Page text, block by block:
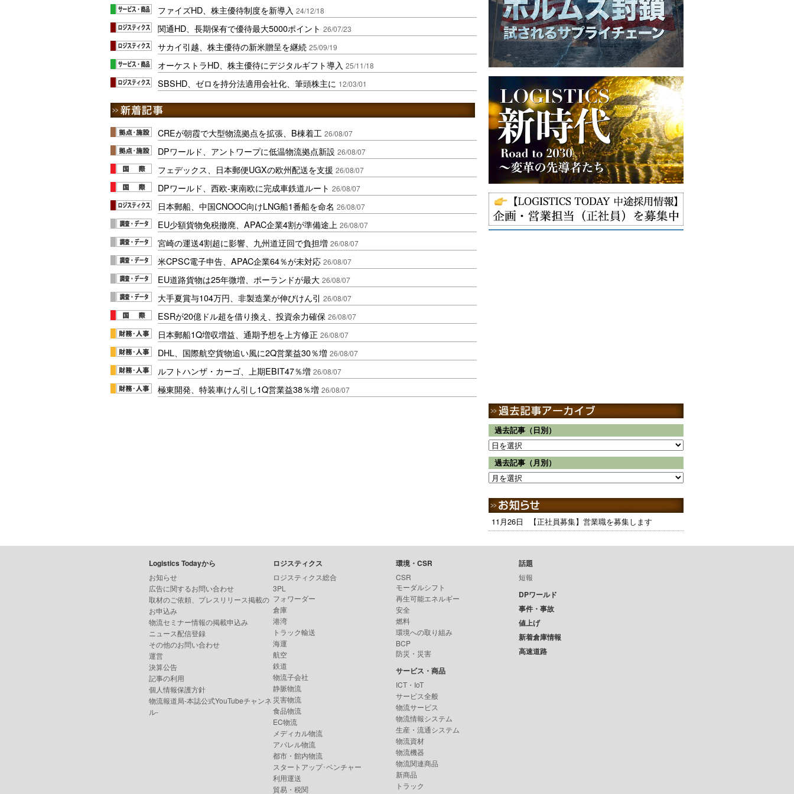
ファイズHD、株主優待制度を新導入 24/12/18
関通HD、長期保有で優待最大5000ポイント 26/07/23
サカイ引越、株主優待の新米贈呈を継続 25/09/19
オーケストラHD、株主優待にデジタルギフト導入 25/11/18
SBSHD、ゼロを持分法適用会社化、筆頭株主に 12/03/01
CREが朝霞で大型物流拠点を拡張、B棟着工 26/08/07
DPワールド、アントワープに低温物流拠点新設 26/08/07
フェデックス、日本郵便UGXの欧州配送を支援 26/08/07
DPワールド、西欧-東南欧に完成車鉄道ルート 26/08/07
日本郵船、中国CNOOC向けLNG船1番船を命名 26/08/07
EU少額貨物免税撤廃、APAC企業4割が準備途上 26/08/07
宮崎の運送4割超に影響、九州道迂回で負担増 26/08/07
米CPSC電子申告、APAC企業64％が未対応 26/08/07
EU道路貨物は25年微増、ポーランドが最大 26/08/07
大手夏賞与104万円、非製造業が伸びけん引 26/08/07
ESRが20億ドル超を借り換え、投資余力確保 26/08/07
日本郵船1Q増収増益、通期予想を上方修正 26/08/07
DHL、国際航空貨物追い風に2Q営業益30％増 26/08/07
ルフトハンザ・カーゴ、上期EBIT47％増 26/08/07
極東開発、特装車けん引し1Q営業益38％増 26/08/07
過去記事（日別）
過去記事（月別）
11月26日 【正社員募集】営業職を募集します
Logistics Todayから
お知らせ
広告に関するお問い合わせ
取材のご依頼、プレスリリース掲載の
お申込み
物流セミナー情報の掲載申込み
ニュース配信登録
その他のお問い合わせ
運営
決算公告
記事の利用
個人情報保護方針
物流報道局-本誌公式YouTubeチャンネ
ル-
ロジスティクス
ロジスティクス総合
3PL
フォワーダー
倉庫
港湾
トラック輸送
海運
航空
鉄道
物流子会社
静脈物流
災害物流
食品物流
EC物流
メディカル物流
アパレル物流
都市・館内物流
スタートアップ･ベンチャー
利用運送
貿易・税関
環境・CSR
CSR
モーダルシフト
再生可能エネルギー
安全
燃料
環境への取り組み
BCP
防災・災害
サービス・商品
ICT・IoT
サービス全般
物流サービス
物流情報システム
生産・流通システム
物流資材
物流機器
物流関連商品
新商品
トラック
話題
短報
DPワールド
事件・事故
値上げ
新着倉庫情報
高速道路